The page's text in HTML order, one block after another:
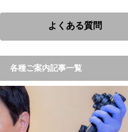
よくある質問
各種ご案内記事一覧